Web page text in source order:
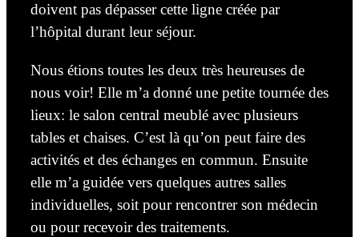
doivent pas dépasser cette ligne créée par
l’hôpital durant leur séjour.
Nous étions toutes les deux très heureuses de
nous voir! Elle m’a donné une petite tournée des
lieux: le salon central meublé avec plusieurs
tables et chaises. C’est là qu’on peut faire des
activités et des échanges en commun. Ensuite
elle m’a guidée vers quelques autres salles
individuelles, soit pour rencontrer son médecin
ou pour recevoir des traitements.